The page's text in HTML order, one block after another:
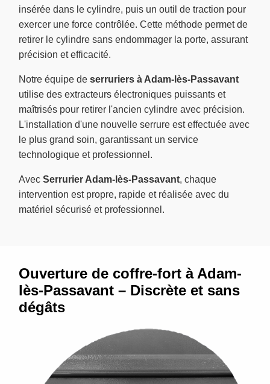
insérée dans le cylindre, puis un outil de traction pour
exercer une force contrôlée. Cette méthode permet de
retirer le cylindre sans endommager la porte, assurant
précision et efficacité.
Notre équipe de serruriers à Adam-lès-Passavant
utilise des extracteurs électroniques puissants et
maîtrisés pour retirer l'ancien cylindre avec précision.
L'installation d'une nouvelle serrure est effectuée avec
le plus grand soin, garantissant un service
technologique et professionnel.
Avec Serrurier Adam-lès-Passavant, chaque
intervention est propre, rapide et réalisée avec du
matériel sécurisé et professionnel.
Ouverture de coffre-fort à Adam-
lès-Passavant – Discrète et sans
dégâts